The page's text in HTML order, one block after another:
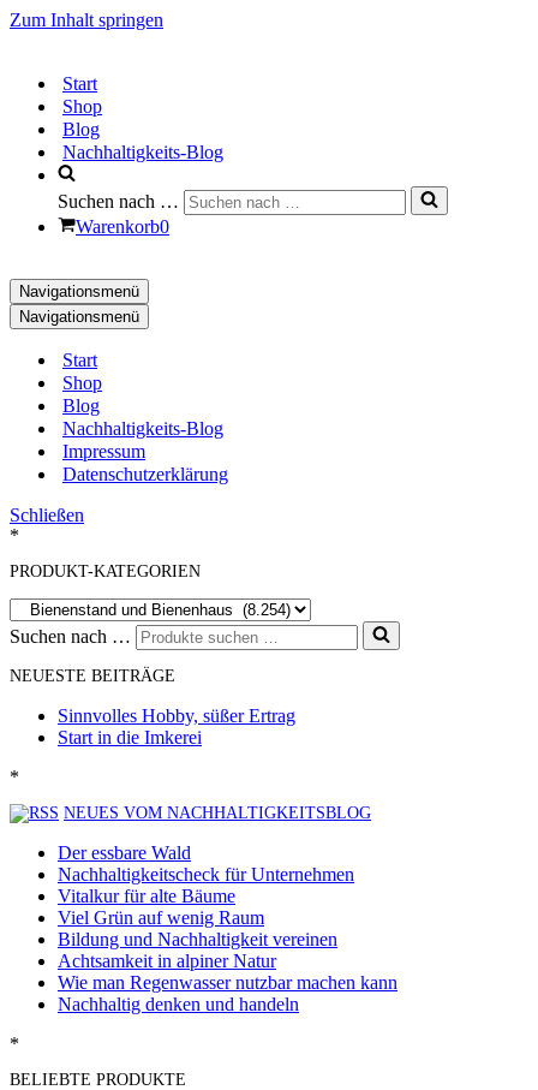
Zum Inhalt springen
Start
Shop
Blog
Nachhaltigkeits-Blog
Suchen nach …
Warenkorb0
Navigationsmenü
Navigationsmenü
Start
Shop
Blog
Nachhaltigkeits-Blog
Impressum
Datenschutzerklärung
Schließen
*
PRODUKT-KATEGORIEN
Suchen nach …
NEUESTE BEITRÄGE
Sinnvolles Hobby, süßer Ertrag
Start in die Imkerei
*
NEUES VOM NACHHALTIGKEITSBLOG
Der essbare Wald
Nachhaltigkeitscheck für Unternehmen
Vitalkur für alte Bäume
Viel Grün auf wenig Raum
Bildung und Nachhaltigkeit vereinen
Achtsamkeit in alpiner Natur
Wie man Regenwasser nutzbar machen kann
Nachhaltig denken und handeln
*
BELIEBTE PRODUKTE